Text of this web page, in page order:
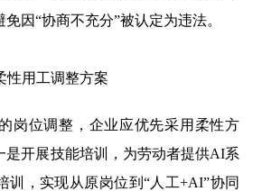
因“协商不充分”被认定为违法。
性用工调整方案
岗位调整，企业应优先采用柔性方
是开展技能培训，为劳动者提供AI系
训，实现从原岗位到“人工+AI”协同